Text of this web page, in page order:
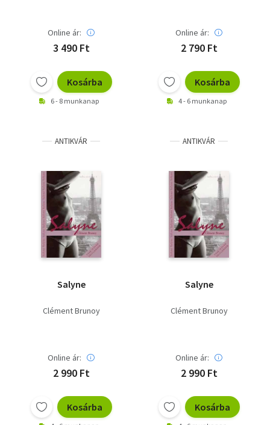
Online ár:
3 490 Ft
Kosárba
6 - 8 munkanap
Online ár:
2 790 Ft
Kosárba
4 - 6 munkanap
ANTIKVÁR
Salyne
Clément Brunoy
Online ár:
2 990 Ft
Kosárba
ANTIKVÁR
Salyne
Clément Brunoy
Online ár:
2 990 Ft
Kosárba